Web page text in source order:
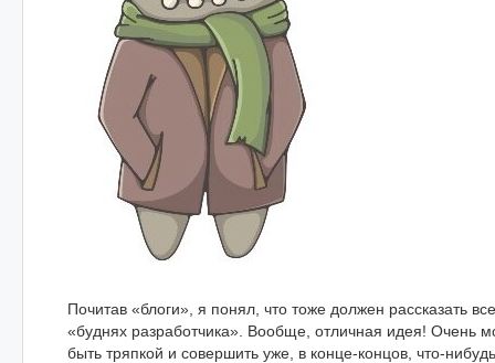
Почитав «блоги», я понял, что тоже должен рассказать
«буднях разработчика». Вообще, отличная идея! Очень
быть тряпкой и совершить уже, в конце-концов, что-